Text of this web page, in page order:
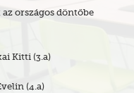
országos döntőbe
Kitti (3.a)
(4.a)